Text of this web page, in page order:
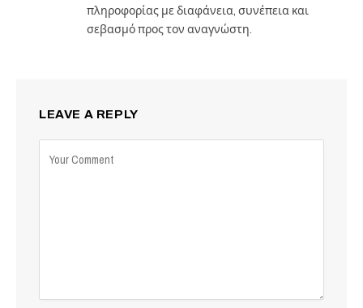
πληροφορίας με διαφάνεια, συνέπεια και
σεβασμό προς τον αναγνώστη.
LEAVE A REPLY